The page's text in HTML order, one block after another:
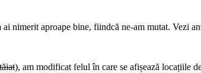
ai nimerit aproape bine, fiindcă ne-am mutat. Vezi
tăiat), am modificat felul în care se afișează locațiile